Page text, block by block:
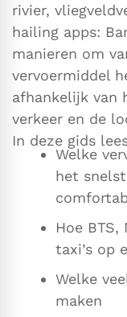
rivier,
hailing apps:
manieren om
vervoermiddel
afhankelijk van
verkeer en de
In deze gids
Welke
het
Hoe BTS,
taxi’s op
Welke
maken